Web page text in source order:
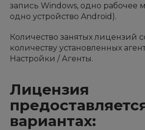
запись Windows, одно рабочее
одно устройство Android).
Количество занятых лицензий
количеству установленных
Настройки / Агенты.
Лицензия
вариантах: